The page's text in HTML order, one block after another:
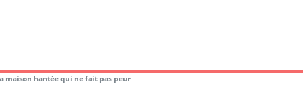
maison hantée qui ne fait pas peur